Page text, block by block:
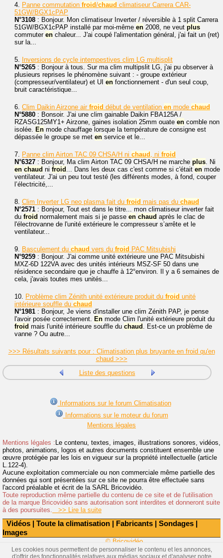
Vidéos | Toute la climatisation | Fabricants | Sondages |
Images
4. Panne commutation froid/chaud climatiseur Carrera CAR-
51GW/BGX1cPAP
N°3108 : Bonjour. Mon climatiseur Inverter / réversible à 1 split Carrera
51GW/BGX1cPAP installé par moi-même en 2008, ne veut plus
commuter en chaleur... J'ai coupé l'alimentation général, j'ai fait un (ret)
sur la...
5.
Inversions de cycle intempestives clim LG multisplit
N°5265 : Bonjour à tous. Sur ma clim multipslit LG, j'ai pu observer à
plusieurs reprises le phénomène suivant : - groupe extérieur
(compresseur/ventilateur) et UI en fonctionnement - d'un seul coup,
bruit caractéristique...
6. Clim Daikin Airzone air froid début de ventilation en mode chaud
N°5880 : Bonsoir. J'ai une clim gainable Daikin FBA125A /
RZASG125MY1+ Airzone, gaines isolation 25mm ouate en comble non
isolée.
En mode chauffage lorsque la température de consigne est
dépassée le groupe se met en service et le...
7. Panne clim Airton TAC 09 CHSA/H ni chaud , ni froid
N°6327 : Bonjour, Ma clim Airton TAC 09 CHSA/H ne marche plus . Ni
en chaud ni froid ... Dans les deux cas c'est comme si c'était en mode
ventilateur. J'ai un peu tout testé (les différents modes, à fond, couper
l’électricité,...
8. Clim Inverter LG neo plasma fait du froid mais pas du chaud
N°2571 : Bonjour, Tout est dans le titre... mon climatiseur inverter fait
du froid normalement mais si je passe en chaud après le clac de
l'électrovanne de l'unité extérieure le compresseur s’arrête et le
ventilateur...
9. Basculement du chaud vers du froid PAC Mitsubishi
N°9259 : Bonjour. J'ai comme unité extérieure une PAC Mitsubishi
MXZ-6D 122VA avec des unités intérieurs MSZ-SF 50 dans une
résidence secondaire que je chauffe à 12°environ. Il y a 6 semaines de
cela, j'avais toutes mes unités...
10. Problème clim Zénith unité extérieure produit du froid unité
intérieure souffle du chaud
N°1981 : Bonjour, Je viens d'installer une clim Zénith PAP, je pense
l'avoir posée correctement.
En mode Clim l'unité extérieure produit du
froid mais l'unité intérieure souffle du chaud
. Est-ce un problème de
vanne ? Ou autre...
>>> Résultats suivants pour : Climatisation plus bruyante en froid qu'en
chaud >>>
Liste des questions
Informations sur le forum Climatisation
Informations sur le moteur du forum
Mentions légales
Mentions légales : Le contenu, textes, images, illustrations sonores, vidéos,
photos, animations, logos et autres documents constituent ensemble une
œuvre protégée par les lois en vigueur sur la propriété intellectuelle (article
L.122-4).
Aucune exploitation commerciale ou non commerciale même partielle des
données qui sont présentées sur ce site ne pourra être effectuée sans
l'accord préalable et écrit de la SARL Bricovidéo.
Toute reproduction même partielle du contenu de ce site et de l'utilisation
de la marque Bricovidéo sans autorisation sont interdites et donneront suite
à des poursuites.
>> Lire la suite
© Bricovidéo
Les cookies nous permettent de personnaliser le contenu et les annonces,
d'offrir des fonctionnalités relatives aux médias sociaux et d'analyser notre